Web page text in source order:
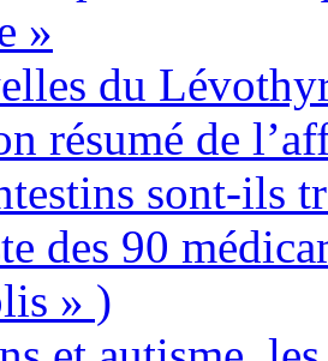
»
du
résumé de
sont-ils
des 90
» )